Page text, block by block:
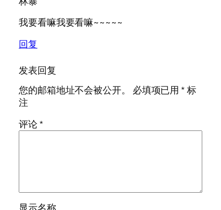
我要看嘛我要看嘛~~~~~
回复
发表回复
您的邮箱地址不会被公开。
必填项已用*标
注
评论*